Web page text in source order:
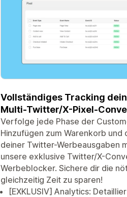
Vollständiges Tracking
Multi-Twitter/X-Pixel-
Verfolge jede Phase der
Hinzufügen zum Warenkorb
deiner Twitter-Werbeausgaben
unsere exklusive Twitter/X-
Werbeblocker. Sichere dir die
gleichzeitig Zeit zu sparen!
[EXKLUSIV] Analytics: